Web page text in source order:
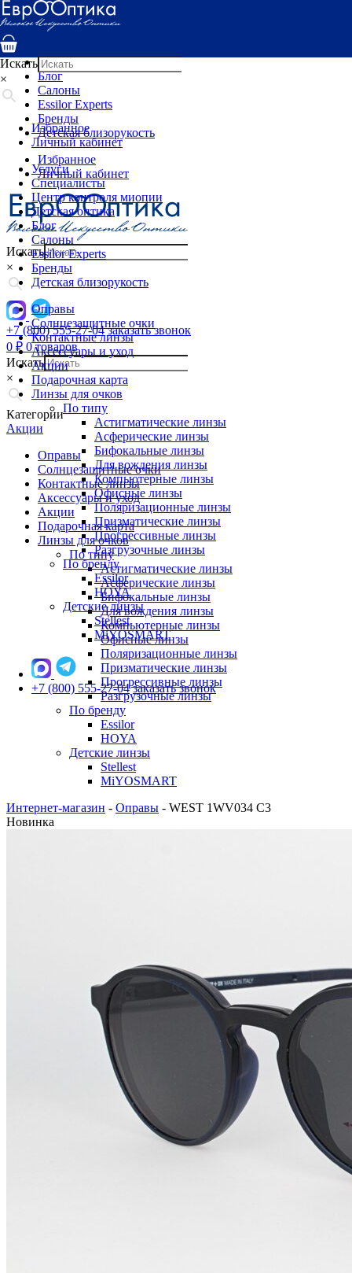
Услуги
Специалисты
Детская оптика
Блог
Салоны
Essilor Experts
Бренды
Детская близорукость
Избранное
Личный кабинет
Искать
×
+7 (800) 555-27-04 заказать звонок
0 ₽ 0 товаров
Искать
×
Категории
Акции
Оправы
Солнцезащитные очки
Контактные линзы
Аксессуары и уход
Акции
Подарочная карта
Линзы для очков
По типу
Астигматические линзы
Асферические линзы
Бифокальные линзы
Для вождения линзы
Компьютерные линзы
Офисные линзы
Поляризационные линзы
Призматические линзы
Прогрессивные линзы
Разгрузочные линзы
По бренду
Essilor
HOYA
Детские линзы
Stellest
MiYOSMART
Искать
×
Избранное
Личный кабинет
Услуги
Специалисты
Центр контроля миопии
Детская оптика
Блог
Салоны
Essilor Experts
Бренды
Детская близорукость
Оправы
Солнцезащитные очки
Контактные линзы
Аксессуары и уход
Акции
Подарочная карта
Линзы для очков
По типу
Астигматические линзы
Асферические линзы
Бифокальные линзы
Для вождения линзы
Компьютерные линзы
Офисные линзы
Поляризационные линзы
Призматические линзы
Прогрессивные линзы
Разгрузочные линзы
По бренду
Essilor
HOYA
Детские линзы
Stellest
MiYOSMART
+7 (800) 555-27-04 заказать звонок
Интернет-магазин - Оправы - WEST 1WV034 C3
Новинка